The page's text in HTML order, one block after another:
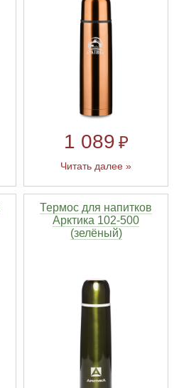
1 089 ₽
Читать далее »
Термос для напитков
Арктика 102-500
(зелёный)